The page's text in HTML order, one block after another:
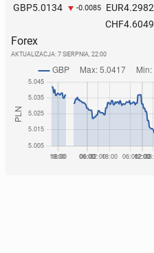
GBP5.0134 -0.0085 EUR4.2982
CHF4.6049
Forex
AKTUALIZACJA: 7 SIERPNIA, 22:00